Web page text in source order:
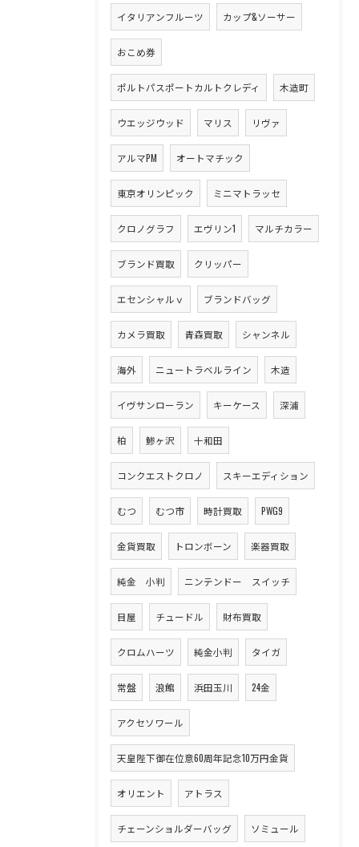
イタリアンフルーツ カップ&ソーサー
おこめ券
ポルトパスポートカルトクレディ 木造町
ウエッジウッド マリス リヴァ
アルマPM オートマチック
東京オリンピック ミニマトラッセ
クロノグラフ エヴリン1 マルチカラー
ブランド買取 クリッパー
エセンシャルｖ ブランドバッグ
カメラ買取 青森買取 シャンネル
海外 ニュートラベルライン 木造
イヴサンローラン キーケース 深浦
柏 鯵ヶ沢 十和田
コンクエストクロノ スキーエディション
むつ むつ市 時計買取 PWG9
金貨買取 トロンボーン 楽器買取
純金 小判 ニンテンドー スイッチ
目屋 チュードル 財布買取
クロムハーツ 純金小判 タイガ
常盤 浪館 浜田玉川 24金
アクセソワール
天皇陛下御在位意60周年記念10万円金貨
オリエント アトラス
チェーンショルダーバッグ ソミュール